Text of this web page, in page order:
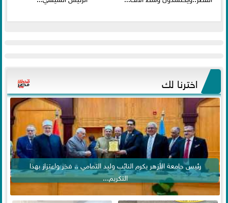
اخترنا لك
رئيس جامعة الأزهر يكرم النائب وليد التمامي .. فخر واعتزاز بهذا
التكريم...